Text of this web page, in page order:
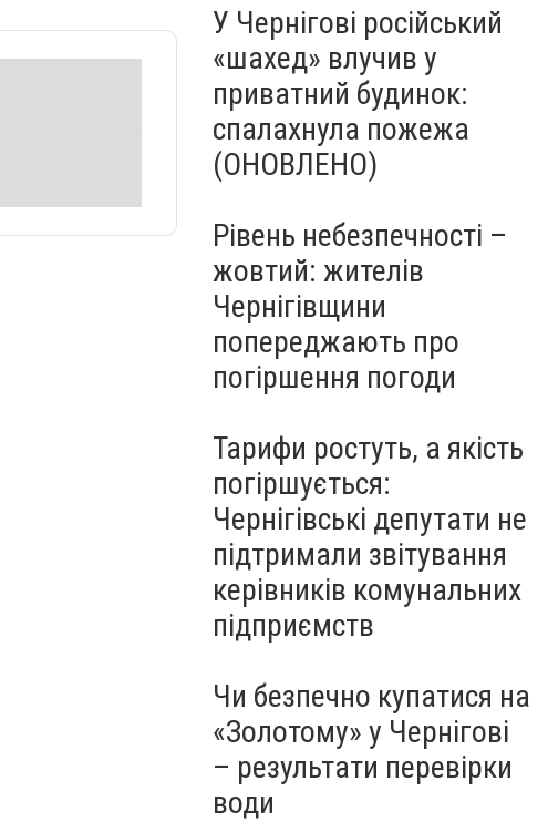
У Чернігові російський
«шахед» влучив у
приватний будинок:
спалахнула пожежа
(ОНОВЛЕНО)
Рівень небезпечності –
жовтий: жителів
Чернігівщини
попереджають про
погіршення погоди
Тарифи ростуть, а якість
погіршується:
Чернігівські депутати не
підтримали звітування
керівників комунальних
підприємств
Чи безпечно купатися на
«Золотому» у Чернігові
– результати перевірки
води